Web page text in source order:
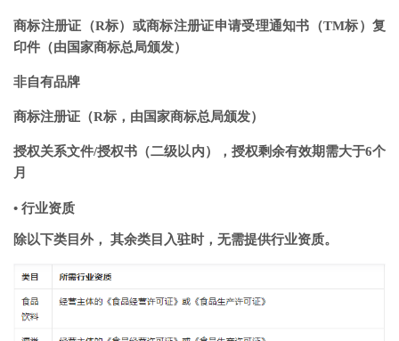
商标注册证（R标）或商标注册证申请受理通知书（TM标）复
印件（由国家商标总局颁发）
非自有品牌
商标注册证（R标，由国家商标总局颁发）
授权关系文件/授权书（二级以内），授权剩余有效期需大于6个
月
• 行业资质
除以下类目外， 其余类目入驻时，无需提供行业资质。